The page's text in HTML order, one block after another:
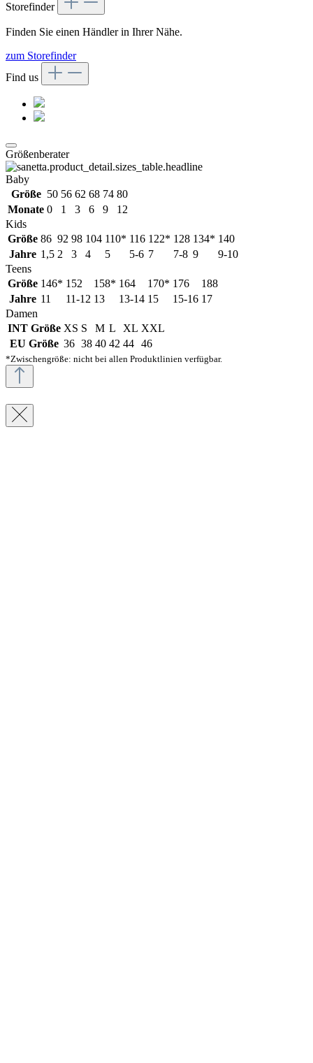
Storefinder
Finden Sie einen Händler in Ihrer Nähe.
zum Storefinder
Find us
Größenberater
Baby
Größe 50 56 62 68 74 80
Monate 0 1 3 6 9
12
Kids
Größe 86 92 98 104 110* 116 122* 128 134* 140
Jahre 1,5 2 3 4 5 5-6 7 7-8 9
9-10
Teens
Größe 146* 152 158* 164 170* 176
188
Jahre 11 11-12 13 13-14 15 15-16 17
Damen
INT Größe XS S M L XL XXL
EU Größe 36 38 40 42 44 46
*Zwischengröße: nicht bei allen Produktlinien verfügbar.